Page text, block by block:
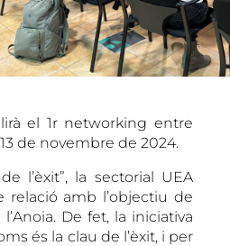
el 1r networking entre
de novembre de 2024.
l’èxit”, la sectorial UEA
amb l’objectiu de
De fet, la iniciativa
és la clau de l’èxit, i per